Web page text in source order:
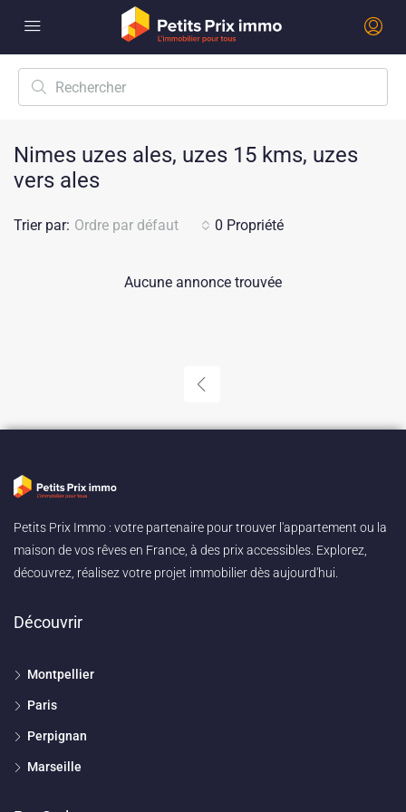
Nimes uzes ales, uzes 15 kms, uzes
vers ales
0 Propriété
Trier par: Ordre par défaut
Aucune annonce trouvée
Petits Prix Immo : votre partenaire pour trouver l'appartement ou la
maison de vos rêves en France, à des prix accessibles. Explorez,
découvrez, réalisez votre projet immobilier dès aujourd'hui.
Découvrir
Montpellier
Paris
Perpignan
Marseille